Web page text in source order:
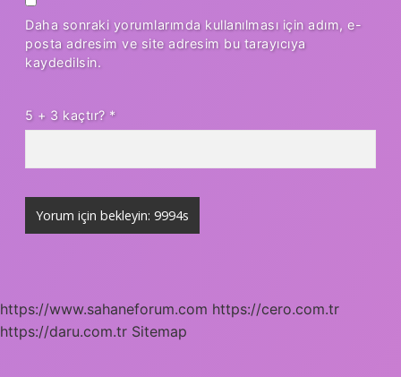
Daha sonraki yorumlarımda kullanılması için adım, e-
posta adresim ve site adresim bu tarayıcıya
kaydedilsin.
5 + 3 kaçtır? *
https://www.sahaneforum.com https://cero.com.tr
https://daru.com.tr Sitemap